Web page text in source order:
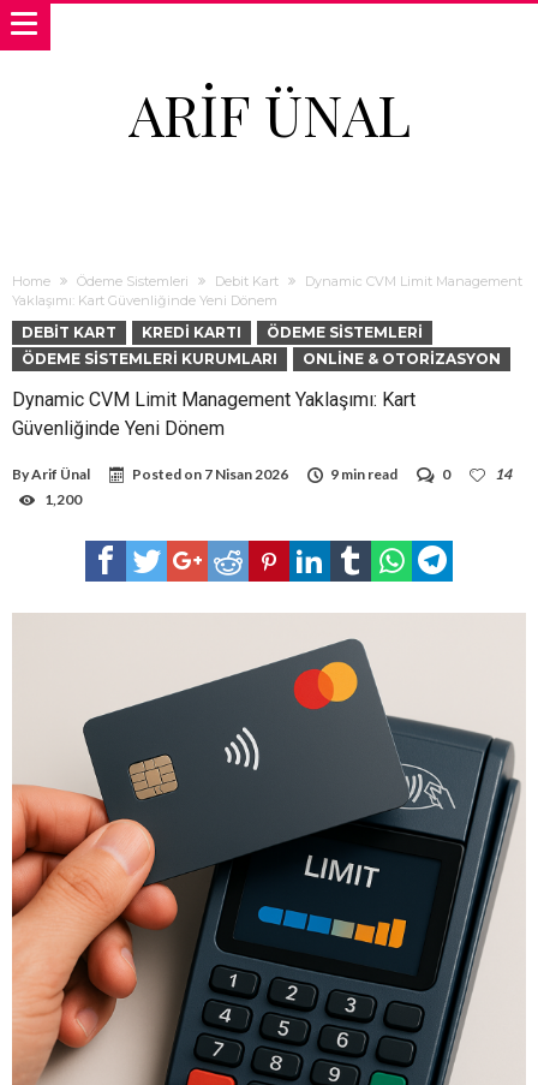
ARIF ÜNAL
Home Ödeme Sistemleri Debit Kart
Dynamic CVM Limit Management
Yaklaşımı: Kart Güvenliğinde Yeni Dönem
DEBIT KART KREDI KARTI
ÖDEME SISTEMLERI
ÖDEME SISTEMLERI KURUMLARI
ONLINE & OTORIZASYON
Dynamic CVM Limit Management Yaklaşımı: Kart
Güvenliğinde Yeni Dönem
ByArif Ünal Posted on 7 Nisan 2026 9 min read 0
14
1,200